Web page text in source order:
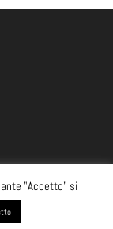
"Accetto" si